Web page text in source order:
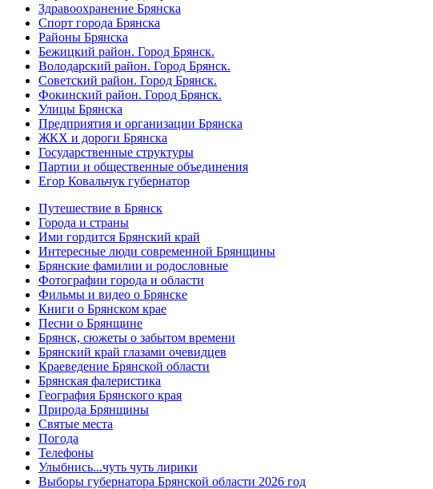
Здравоохранение Брянска
Спорт города Брянска
Районы Брянска
Бежицкий район. Город Брянск.
Володарский район. Город Брянск.
Советский район. Город Брянск.
Фокинский район. Город Брянск.
Улицы Брянска
Предприятия и организации Брянска
ЖКХ и дороги Брянска
Государственные структуры
Партии и общественные объединения
Егор Ковальчук губернатор
Путешествие в Брянск
Города и страны
Ими гордится Брянский край
Интересные люди современной Брянщины
Брянские фамилии и родословные
Фотографии города и области
Фильмы и видео о Брянске
Книги о Брянском крае
Песни о Брянщине
Брянск, сюжеты о забытом времени
Брянский край глазами очевидцев
Краеведение Брянской области
Брянская фалеристика
География Брянского края
Природа Брянщины
Святые места
Погода
Телефоны
Улыбнись...чуть чуть лирики
Выборы губернатора Брянской области 2026 год